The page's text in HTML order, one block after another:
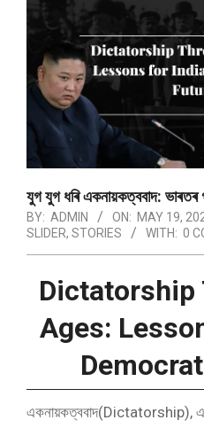
যুগ যুগ ধৰি একনায়কত্ববাদ: ভাৰতৰ
BY: ADMIN ON: MAY 19,
SLIDER, STORIES WITH: 0
Dictatorship
Ages:
একনায়কত্ববাদ(Dictatorship),